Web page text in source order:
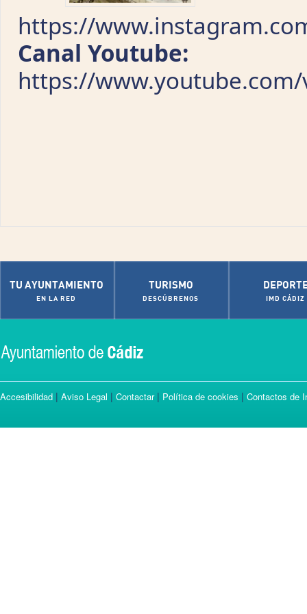
https://
Canal Youtube:
https://
TU AYUNTAMIENTO
EN LA RED
TURISMO
DESCÚBRENOS IMD CÁDIZ
Accesibilidad | Aviso Legal | Contactar| Política de cookies | Contactos de